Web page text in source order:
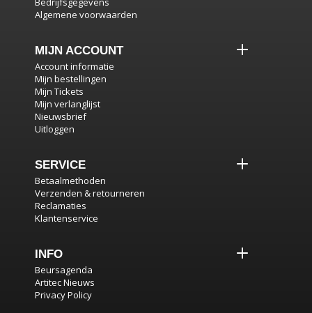
Algemene voorwaarden
MIJN ACCOUNT
Account informatie
Mijn bestellingen
Mijn Tickets
Mijn verlanglijst
Nieuwsbrief
Uitloggen
SERVICE
Betaalmethoden
Verzenden & retourneren
Reclamaties
Klantenservice
INFO
Beursagenda
Artitec Nieuws
Privacy Policy